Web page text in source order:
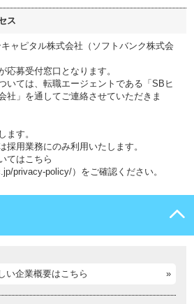
ス
ャピタル株式会社（ソフトバンク株式会
募受付窓口となります。
いては、転職エージェントである「SBヒ
社」を通してご連絡させていただきま
す。
用業務にのみ利用いたします。
てはこちら
privacy-policy/）をご確認ください。
い企業概要はこちら